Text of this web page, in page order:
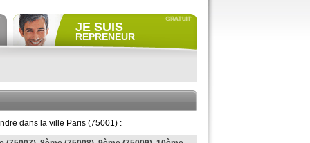
JE SUIS
REPRENEUR
Déposer gratuitementune
ACCÈS REPRENEUR
dans la ville Paris (75001) :